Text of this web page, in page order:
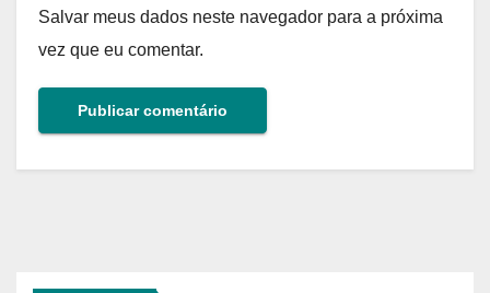
Salvar meus dados neste navegador para a próxima
vez que eu comentar.